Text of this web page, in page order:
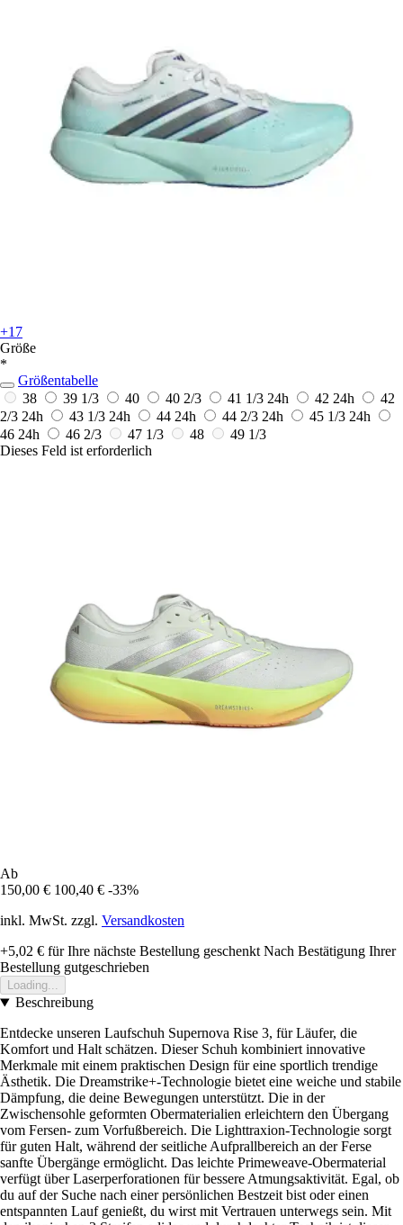
+17
Größe
*
Größentabelle
38
39 1/3 40 40 2/3 41 1/3 24h 42 24h
42
2/3 24h 43 1/3 24h 44 24h 44 2/3 24h 45 1/3 24h
46 24h 46 2/3 47 1/3 48
49 1/3
Dieses Feld ist erforderlich
Ab
150,00 € 100,40 € -33%
inkl. MwSt. zzgl. Versandkosten
+5,02 € für Ihre nächste Bestellung geschenkt Nach Bestätigung Ihrer
Bestellung gutgeschrieben
Loading...
Beschreibung
Entdecke unseren Laufschuh Supernova Rise 3, für Läufer, die
Komfort und Halt schätzen. Dieser Schuh kombiniert innovative
Merkmale mit einem praktischen Design für eine sportlich trendige
Ästhetik. Die Dreamstrike+-Technologie bietet eine weiche und stabile
Dämpfung, die deine Bewegungen unterstützt. Die in der
Zwischensohle geformten Obermaterialien erleichtern den Übergang
vom Fersen- zum Vorfußbereich. Die Lighttraxion-Technologie sorgt
für guten Halt, während der seitliche Aufprallbereich an der Ferse
sanfte Übergänge ermöglicht. Das leichte Primeweave-Obermaterial
verfügt über Laserperforationen für bessere Atmungsaktivität. Egal, ob
du auf der Suche nach einer persönlichen Bestzeit bist oder einen
entspannten Lauf genießt, du wirst mit Vertrauen unterwegs sein. Mit